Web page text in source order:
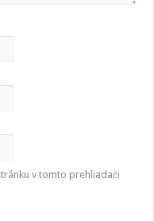
v tomto prehliadači